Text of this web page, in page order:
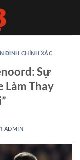
ĐỊNH CHÍNH XÁC
Sự
Làm Thay
ADMIN